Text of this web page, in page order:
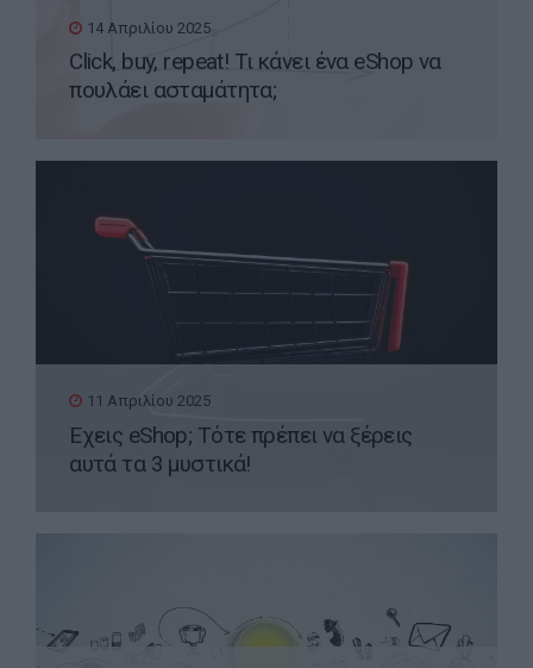
14 Απριλίου 2025
Click, buy, repeat! Τι κάνει ένα eShop να
πουλάει ασταμάτητα;
11 Απριλίου 2025
Έχεις eShop; Τότε πρέπει να ξέρεις
αυτά τα 3 μυστικά!